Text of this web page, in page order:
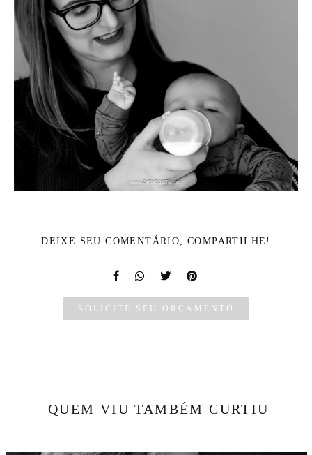
DEIXE SEU COMENTÁRIO, COMPARTILHE!
SOLICITE SEU ORÇAMENTO
QUEM VIU TAMBÉM CURTIU